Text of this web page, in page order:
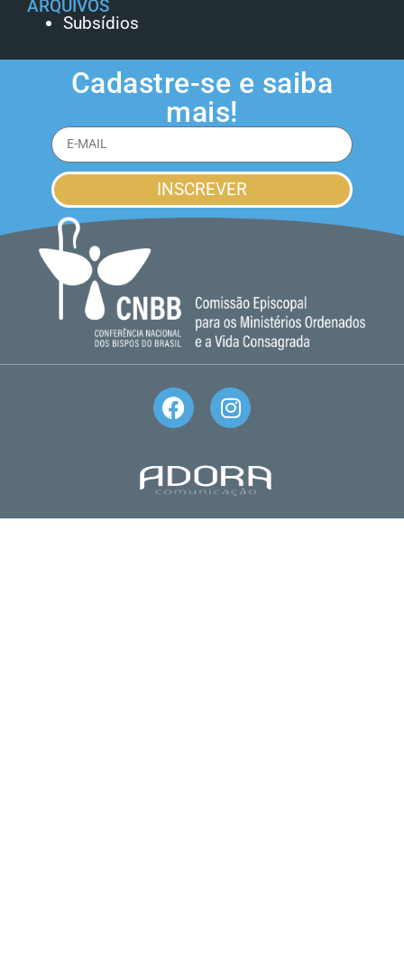
ARQUIVOS
Subsídios
Cadastre-se e saiba
mais!
INSCREVER